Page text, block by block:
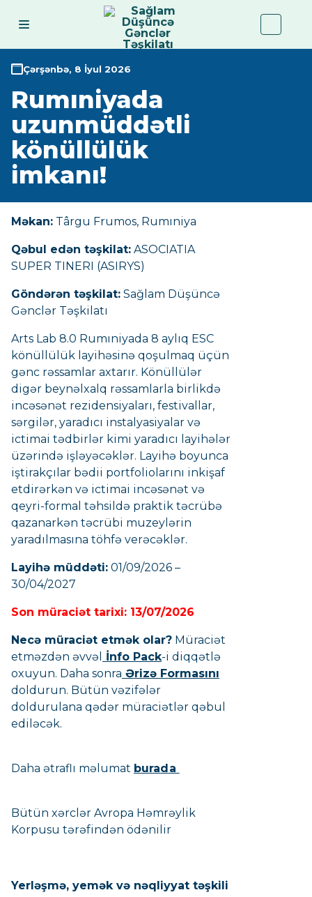
Çərşənbə, 8 İyul 2026
Rumıniyada
uzunmüddətli
könüllülük
imkanı!
Məkan: Târgu Frumos, Rumıniya
Qəbul edən təşkilat: ASOCIATIA
SUPER TINERI (ASIRYS)
Göndərən təşkilat: Sağlam Düşüncə
Gənclər Təşkilatı
Arts Lab 8.0 Rumıniyada 8 aylıq ESC
könüllülük layihəsinə qoşulmaq üçün
gənc rəssamlar axtarır. Könüllülər
digər beynəlxalq rəssamlarla birlikdə
incəsənət rezidensiyaları, festivallar,
sərgilər, yaradıcı instalyasiyalar və
ictimai tədbirlər kimi yaradıcı layihələr
üzərində işləyəcəklər. Layihə boyunca
iştirakçılar bədii portfoliolarını inkişaf
etdirərkən və ictimai incəsənət və
qeyri-formal təhsildə praktik təcrübə
qazanarkən təcrübi muzeylərin
yaradılmasına töhfə verəcəklər.
Layihə müddəti: 01/09/2026 –
30/04/2027
Son müraciət tarixi: 13/07/2026
Necə müraciət etmək olar? Müraciət
etməzdən əvvəl
İnfo Pack-i diqqətlə
oxuyun. Daha sonra Ərizə Formasını
doldurun. Bütün vəzifələr
doldurulana qədər müraciətlər qəbul
ediləcək.
Daha ətraflı məlumat burada
Bütün xərclər Avropa Həmrəylik
Korpusu tərəfindən ödənilir
Yerləşmə, yemək və nəqliyyat təşkili